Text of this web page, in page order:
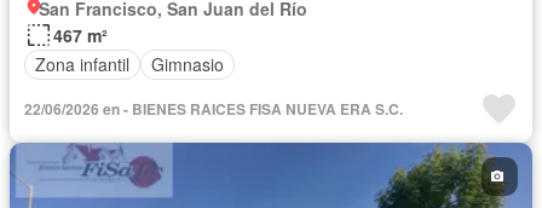
San Francisco, San Juan del Río
467 m²
Zona infantil
Gimnasio
22/06/2026 en - BIENES RAICES FISA NUEVA ERA S.C.